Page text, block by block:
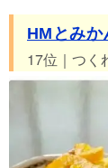
HMとみか
17位｜つく